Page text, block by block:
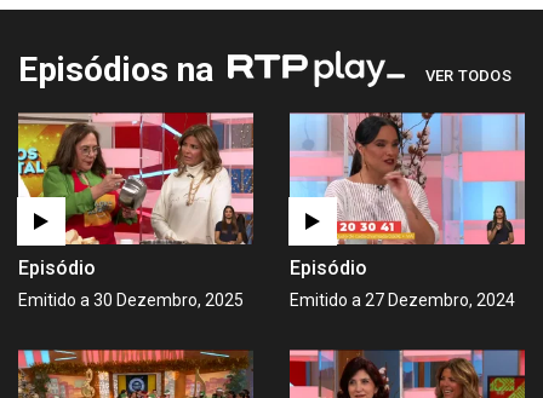
Episódios na VER TODOS
Episódio
Emitido a 30 Dezembro, 2025
Episódio
Emitido a 27 Dezembro, 2024